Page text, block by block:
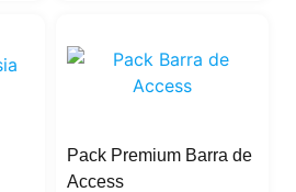
Pack Premium Barra de
Access